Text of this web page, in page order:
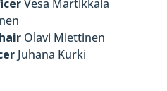
Vesa Martikkala
Olavi Miettinen
Juhana Kurki